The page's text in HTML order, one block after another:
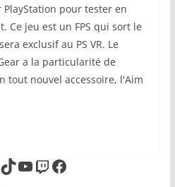
pour tester en
Ce jeu est un FPS qui sort le
exclusif au PS VR. Le
a la particularité de
tout nouvel accessoire, l'Aim
TikTok YouTube Twitch Facebook